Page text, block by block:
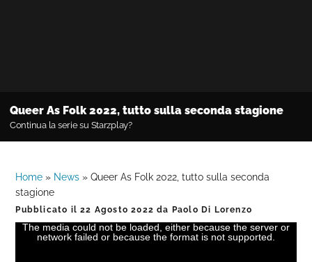
Queer As Folk 2022, tutto sulla seconda stagione
Continua la serie su Starzplay?
Home » News »Queer As Folk 2022, tutto sulla seconda
stagione
Pubblicato il22 Agosto 2022 da Paolo Di Lorenzo
The media could not be loaded, either because the server or
network failed or because the format is not supported.